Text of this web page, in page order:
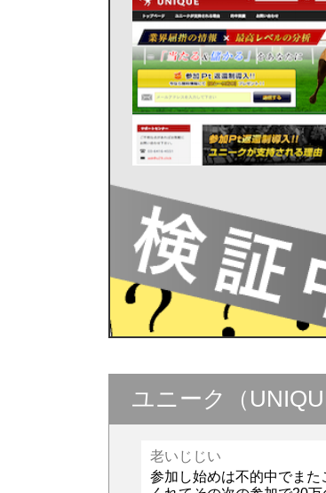
ユニーク（
老いじじい
参加し始めは不的中でま